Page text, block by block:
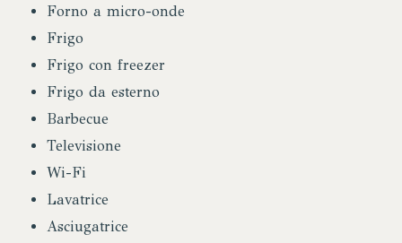
Forno a micro-onde
Frigo
Frigo con freezer
Frigo da esterno
Barbecue
Televisione
Wi-Fi
Lavatrice
Asciugatrice